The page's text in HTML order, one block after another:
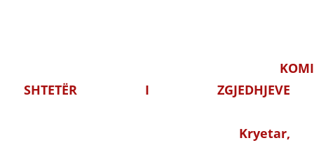
SHTETËR I ZGJEDHJEVE
Kryetar,